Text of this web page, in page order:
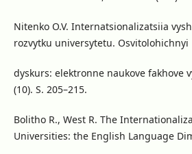
Nitenko O.V. Internatsionalizatsiia
rozvytku universytetu. Osvitolohichnyi
dyskurs: elektronne naukove fakhove
(10). S. 205–215.
Bolitho R., West R. The
Universities: the English Language